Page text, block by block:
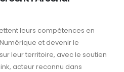
leurs compétences en
et devenir le
leur territoire, avec le soutien
acteur reconnu dans